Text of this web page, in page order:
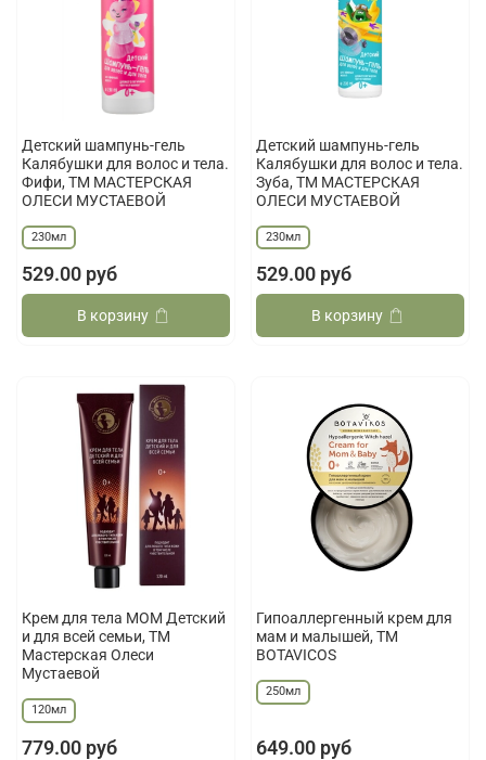
Детский шампунь-гель
Калябушки для волос и тела.
Фифи, ТМ МАСТЕРСКАЯ
ОЛЕСИ МУСТАЕВОЙ
230мл
529.00 руб
В корзину
Детский шампунь-гель
Калябушки для волос и тела.
Зуба, ТМ МАСТЕРСКАЯ
ОЛЕСИ МУСТАЕВОЙ
230мл
529.00 руб
В корзину
Крем для тела МОМ Детский
и для всей семьи, ТМ
Мастерская Олеси
Мустаевой
120мл
779.00 руб
Гипоаллергенный крем для
мам и малышей, ТМ
BOTAVICOS
250мл
649.00 руб